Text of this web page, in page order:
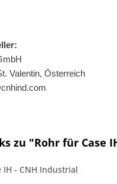
Valentin, Österreich
zu "Rohr für Case
IH - CNH Industrial